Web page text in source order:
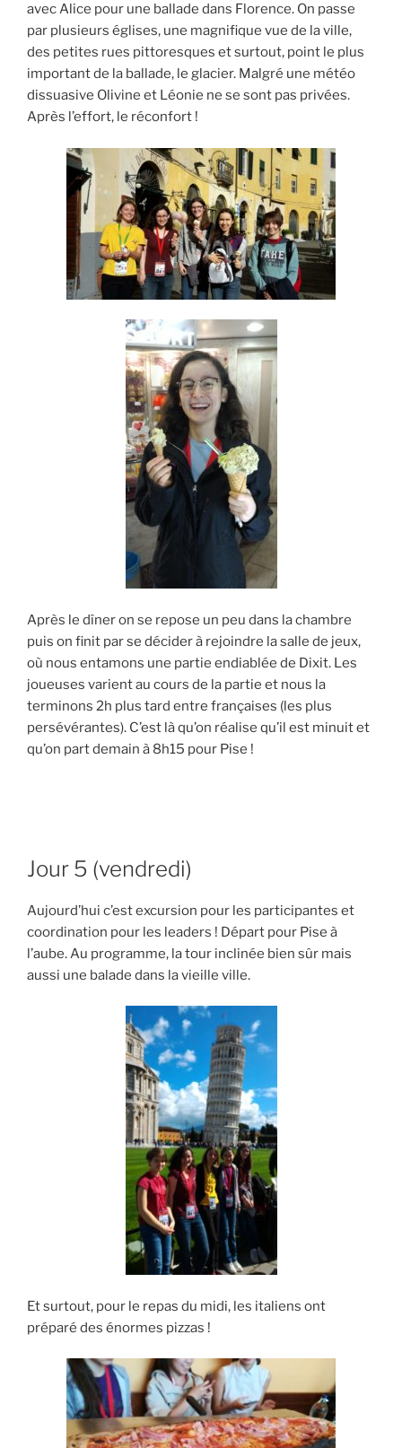
avec Alice pour une ballade dans Florence. On passe
par plusieurs églises, une magnifique vue de la ville,
des petites rues pittoresques et surtout, point le plus
important de la ballade, le glacier. Malgré une météo
dissuasive Olivine et Léonie ne se sont pas privées.
Après l’effort, le réconfort !
Après le dîner on se repose un peu dans la chambre
puis on finit par se décider à rejoindre la salle de jeux,
où nous entamons une partie endiablée de Dixit. Les
joueuses varient au cours de la partie et nous la
terminons 2h plus tard entre françaises (les plus
persévérantes). C’est là qu’on réalise qu’il est minuit et
qu’on part demain à 8h15 pour Pise !
Jour 5 (vendredi)
Aujourd’hui c’est excursion pour les participantes et
coordination pour les leaders ! Départ pour Pise à
l’aube. Au programme, la tour inclinée bien sûr mais
aussi une balade dans la vieille ville.
Et surtout, pour le repas du midi, les italiens ont
préparé des énormes pizzas !